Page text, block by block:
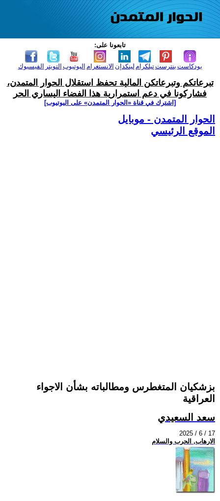
تابعونا على:
الفيسبوك التويتر اليوتيوب الانستغرام لينكدإن تيلكرامبنترست بودكاست
تبرعاتكم وتبرعاتكن المالية تحفظ استقلال الحوار المتمدن،
فشاركونا في دعم استمرارية هذا الفضاء اليساري الحر
[اشترك في قناة ‫«الحوار المتمدن» على اليوتيوب]
الحوار المتمدن - موبايل
الموقع الرئيسي
بزشكيان المتغطرس ومطالباته بشأن الاجواء
العراقية
سعد السعيدي
2025 / 6 / 17
الارهاب, الحرب والسلام